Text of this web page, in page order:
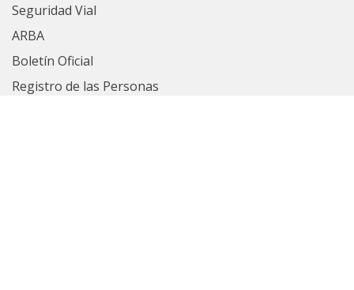
Seguridad Vial
ARBA
Boletín Oficial
Registro de las Personas